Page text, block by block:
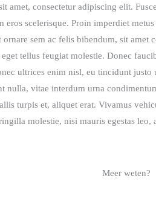
amet, consectetur adipiscing elit.
eros scelerisque. Proin imperdiet
ornare sem ac felis bibendum, sit amet
tellus feugiat molestie. Donec
ultrices enim nisl, eu tincidunt justo
nulla, vitae interdum urna
turpis et, aliquet erat. Vivamus
molestie, nisi mauris egestas leo,
Meer weten?